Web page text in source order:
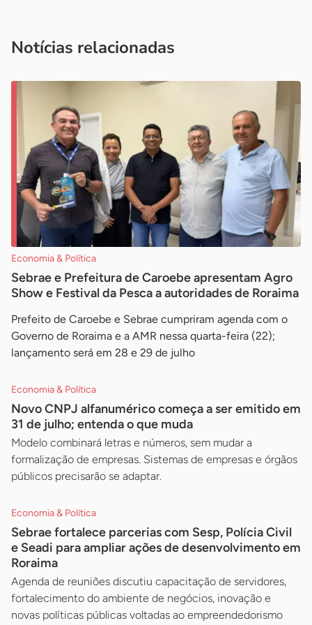
Notícias relacionadas
Economia & Política
Sebrae e Prefeitura de Caroebe apresentam Agro
Show e Festival da Pesca a autoridades de Roraima
Prefeito de Caroebe e Sebrae cumpriram agenda com o
Governo de Roraima e a AMR nessa quarta-feira (22);
lançamento será em 28 e 29 de julho
Economia & Política
Novo CNPJ alfanumérico começa a ser emitido em
31 de julho; entenda o que muda
Modelo combinará letras e números, sem mudar a
formalização de empresas. Sistemas de empresas e órgãos
públicos precisarão se adaptar.
Economia & Política
Sebrae fortalece parcerias com Sesp, Polícia Civil
e Seadi para ampliar ações de desenvolvimento em
Roraima
Agenda de reuniões discutiu capacitação de servidores,
fortalecimento do ambiente de negócios, inovação e
novas políticas públicas voltadas ao empreendedorismo